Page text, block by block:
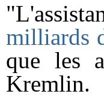
milliards
que les
Kremlin.